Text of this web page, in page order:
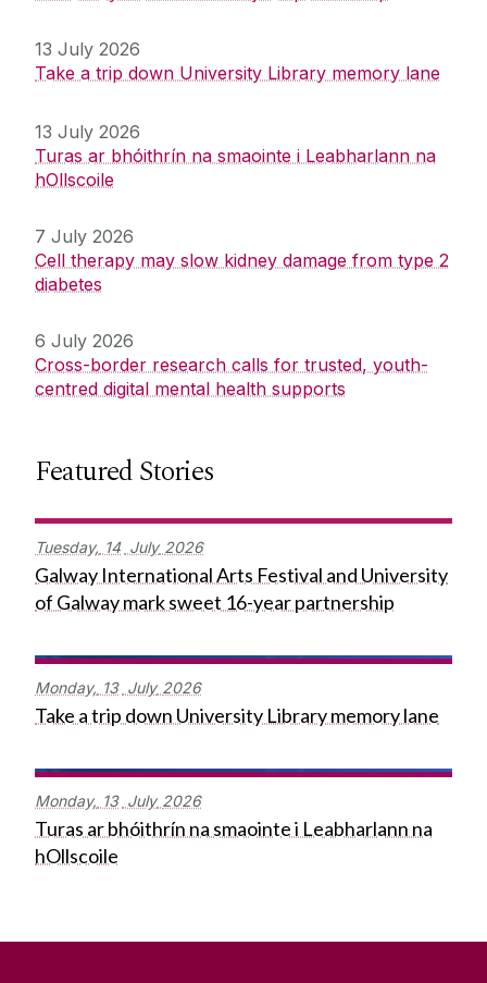
13 July 2026
Take a trip down University Library memory lane
13 July 2026
Turas ar bhóithrín na smaointe i Leabharlann na
hOllscoile
7 July 2026
Cell therapy may slow kidney damage from type 2
diabetes
6 July 2026
Cross-border research calls for trusted, youth-
centred digital mental health supports
Featured Stories
Tuesday, 14 July 2026
Galway International Arts Festival and University
of Galway mark sweet 16-year partnership
Monday, 13 July 2026
Take a trip down University Library memory lane
Monday, 13 July 2026
Turas ar bhóithrín na smaointe i Leabharlann na
hOllscoile